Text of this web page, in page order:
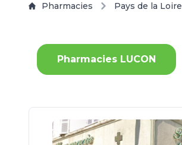
Pharmacies Pays de la Loire
Pharmacies LUCON